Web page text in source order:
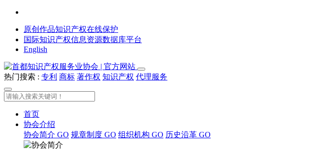
原创作品知识产权在线保护
国际知识产权信息资源数据库平台
English
热门搜索 : 专利 商标 著作权 知识产权 代理服务
首页
协会介绍
协会简介 GO 规章制度 GO 组织机构 GO 历史沿革 GO